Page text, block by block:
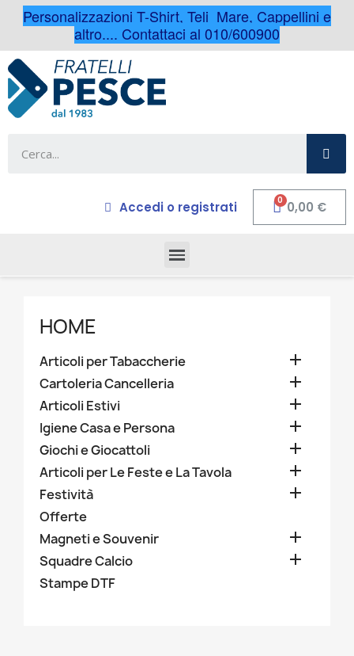
Personalizzazioni T-Shirt, Teli Mare, Cappellini e
altro.... Contattaci al 010/600900
Accedi o registrati 0,00 €
HOME
Articoli per Tabaccherie 
Cartoleria Cancelleria 
Articoli Estivi 
Igiene Casa e Persona 
Giochi e Giocattoli 
Articoli per Le Feste e La Tavola 
Festività 
Offerte
Magneti e Souvenir

Squadre Calcio 
Stampe DTF